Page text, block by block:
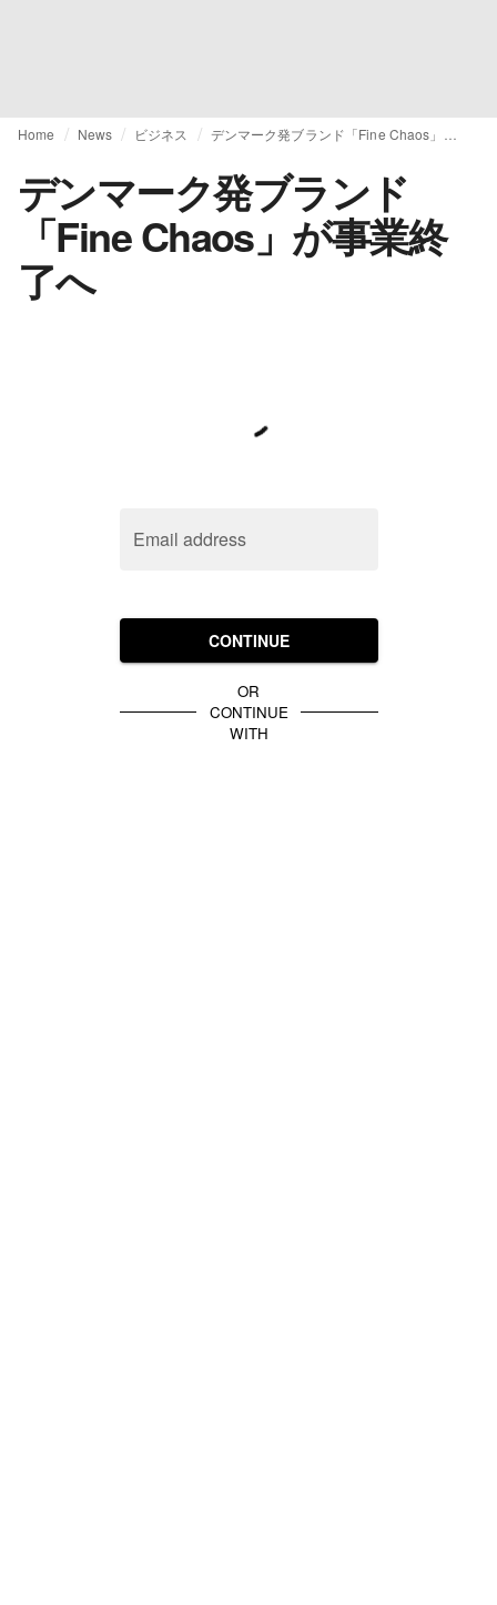
Home News ビジネス
デンマーク発ブランド
「Fine Chaos」が事業終
了へ
Email address
CONTINUE
OR
CONTINUE
WITH